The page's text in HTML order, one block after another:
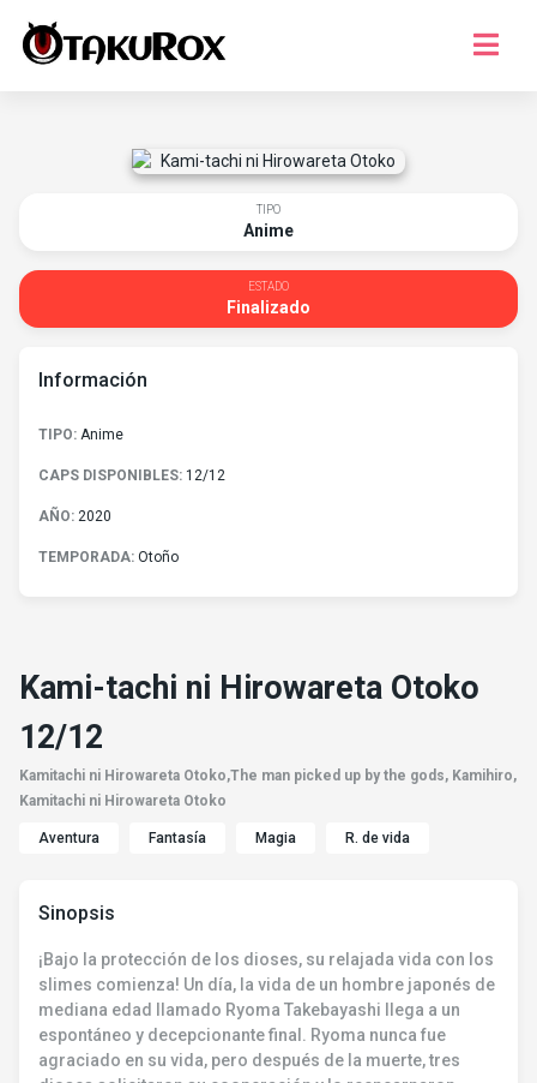
Musica
Juegos
Temporada
¿Que ver?
TIPO
Anime
ESTADO
Finalizado
Información
TIPO: Anime
CAPS DISPONIBLES: 12/12
AÑO: 2020
TEMPORADA: Otoño
Kami-tachi ni Hirowareta Otoko
12/12
Kamitachi ni Hirowareta Otoko,The man picked up by the gods, Kamihiro,
Kamitachi ni Hirowareta Otoko
Aventura Fantasía Magia R. de vida
Sinopsis
¡Bajo la protección de los dioses, su relajada vida con los
slimes comienza! Un día, la vida de un hombre japonés de
mediana edad llamado Ryoma Takebayashi llega a un
espontáneo y decepcionante final. Ryoma nunca fue
agraciado en su vida, pero después de la muerte, tres